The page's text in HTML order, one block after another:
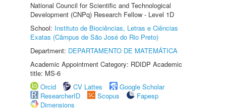
National Council for Scientific and Technological
Development (CNPq) Research Fellow - Level 1D
School: Instituto de Biociências, Letras e Ciências
Exatas (Câmpus de São José do Rio Preto)
Department: DEPARTAMENTO DE MATEMÁTICA
Academic Appointment Category: RDIDP Academic
title: MS-6
Orcid
CV Lattes
Google Scholar
ResearcherID
Scopus
Fapesp
Dimensions